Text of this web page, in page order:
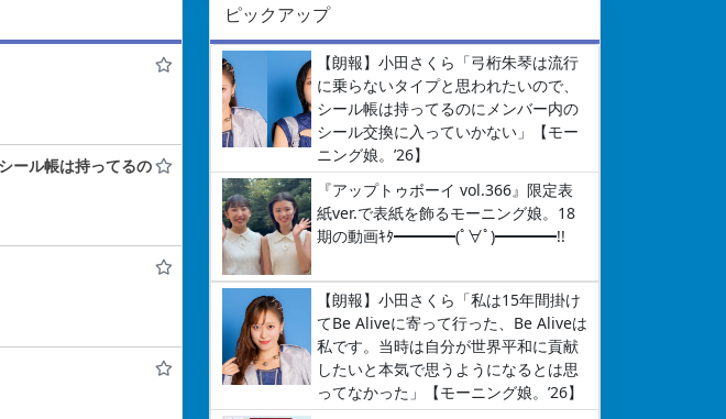
ピックアップ
【朗報】小田さくら「弓桁朱琴は流行
に乗らないタイプと思われたいので、
シール帳は持ってるのにメンバー内の
シール交換に入っていかない」【モー
ニング娘。’26】
『アップトゥボーイ vol.366』限定表
紙ver.で表紙を飾るモーニング娘。18
期の動画ｷﾀ━━━━(ﾟ∀ﾟ)━━━━!!
【朗報】小田さくら「私は15年間掛け
てBe Aliveに寄って行った、Be Aliveは
私です。当時は自分が世界平和に貢献
したいと本気で思うようになるとは思
ってなかった」【モーニング娘。’26】
ール帳は持ってるの